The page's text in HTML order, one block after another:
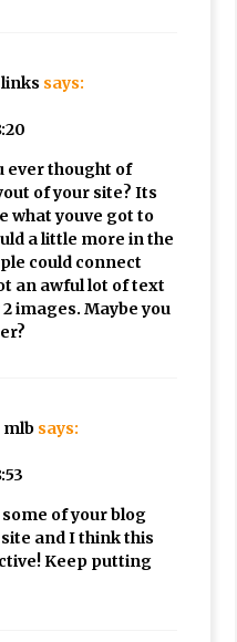
says:
ever thought of
of your site? Its
what youve got to
a little more in the
could connect
an awful lot of text
images. Maybe you
mlb says:
of your blog
and I think this
Keep putting